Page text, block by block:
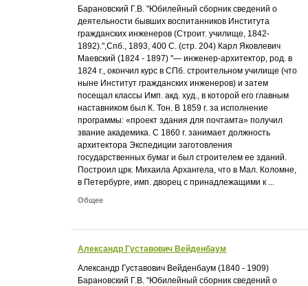
Барановский Г.В. "Юбилейный сборник сведений о
деятельности бывших воспитанников Института
гражданских инженеров (Строит. училище, 1842-
1892).",Спб., 1893, 400 С. (стр. 204) Карл Яковлевич
Маевский (1824 - 1897) "— инженер-архитектор, род. в
1824 г., окончил курс в СПб. строительном училище (что
ныне Институт гражданских инженеров) и затем
посещал классы Имп. акд. худ., в которой его главным
наставником был К. Тон. В 1859 г. за исполнение
программы: «проект здания для почтамта» получил
звание академика. С 1860 г. занимает должность
архитектора Экспедиции заготовления
государственных бумаг и был строителем ее зданий.
Построил црк. Михаила Архангела, что в Мал. Коломне,
в Петербурге, имп. дворец с принадлежащими к ...
Общее
Александр Густавович Вейденбаум
Александр Густавович Вейденбаум (1840 - 1909)
Барановский Г.В. "Юбилейный сборник сведений о